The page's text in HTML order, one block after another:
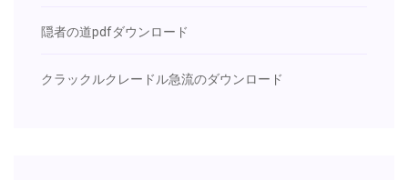
隠者の道pdfダウンロード
クラックルクレードル急流のダウンロード